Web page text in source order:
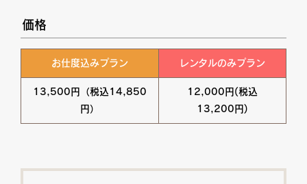
価格
お仕度込みプラン
13,500円（税込14,850
円）
レンタルのみプラン
12,000円(税込
13,200円)